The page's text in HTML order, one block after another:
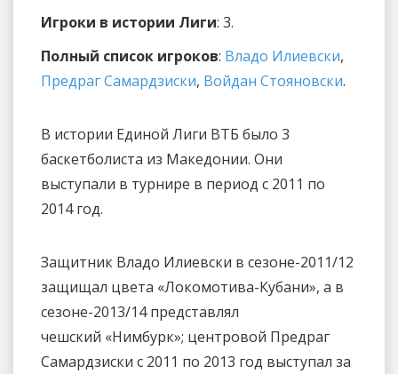
Игроки в истории Лиги: 3.
Полный список игроков: Владо Илиевски,
Предраг Самардзиски, Войдан Стояновски.
В истории Единой Лиги ВТБ было 3
баскетболиста из Македонии. Они
выступали в турнире в период с 2011 по
2014 год.
Защитник Владо Илиевски в сезоне-2011/12
защищал цвета «Локомотива-Кубани», а в
сезоне-2013/14 представлял
чешский «Нимбурк»; центровой Предраг
Самардзиски с 2011 по 2013 год выступал за